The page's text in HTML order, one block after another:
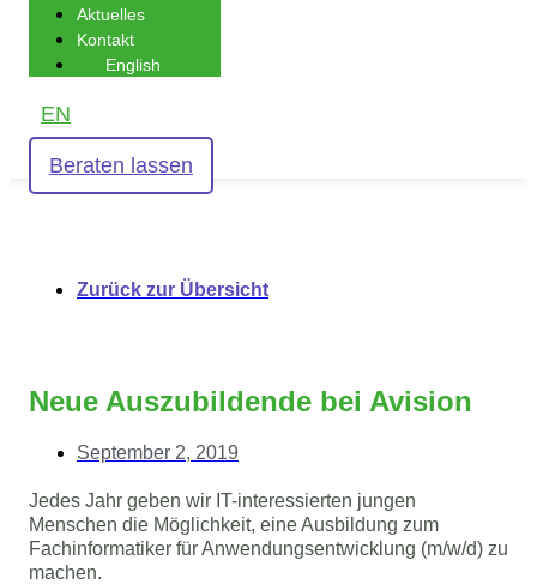
Aktuelles
Kontakt
English
EN
Beraten lassen
Zurück zur Übersicht
Neue Auszubildende bei Avision
September 2, 2019
Jedes Jahr geben wir IT-interessierten jungen
Menschen die Möglichkeit, eine Ausbildung zum
Fachinformatiker für Anwendungsentwicklung (m/w/d) zu
machen.